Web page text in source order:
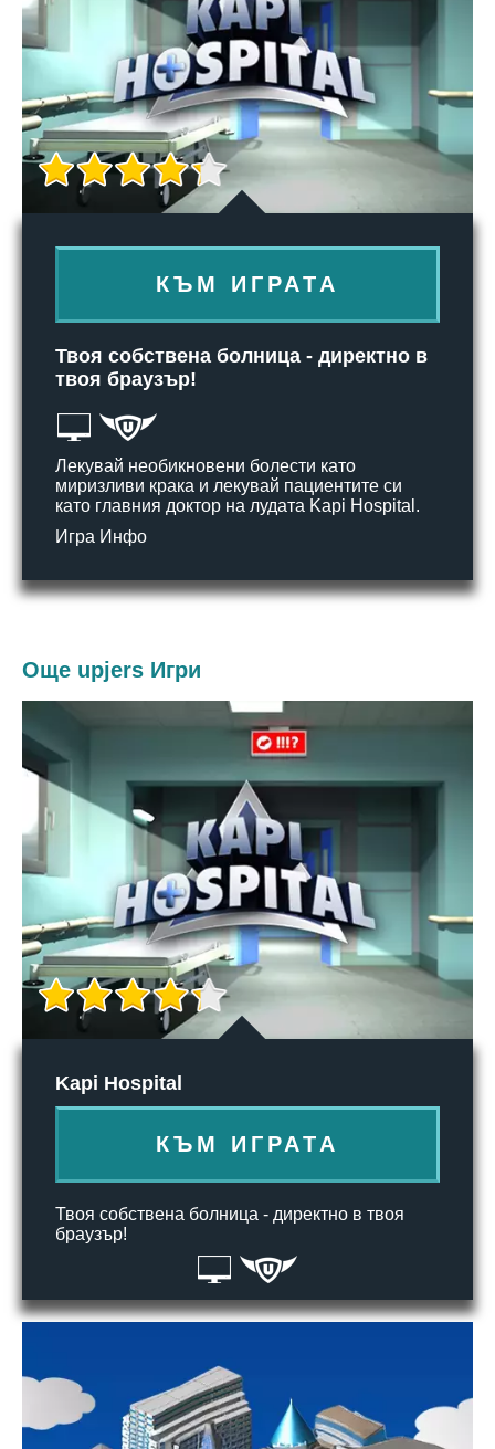
КЪМ ИГРАТА
Твоя собствена болница - директно в
твоя браузър!
Лекувай необикновени болести като
миризливи крака и лекувай пациентите си
като главния доктор на лудата Kapi Hospital.
Игра Инфо
Още upjers Игри
Kapi Hospital
КЪМ ИГРАТА
Твоя собствена болница - директно в твоя
браузър!